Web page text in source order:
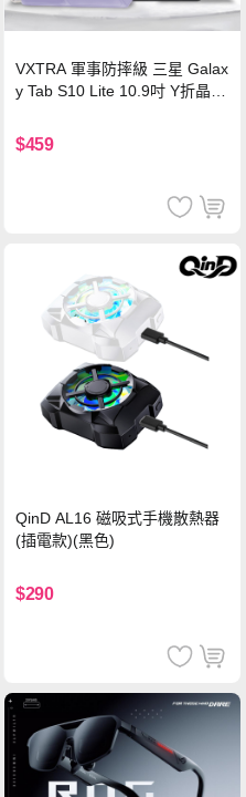
VXTRA 軍事防摔級 三星 Galax
y Tab S10 Lite 10.9吋 Y折晶透
$459
QinD AL16 磁吸式手機散熱器
(插電款)(黑色)
$290